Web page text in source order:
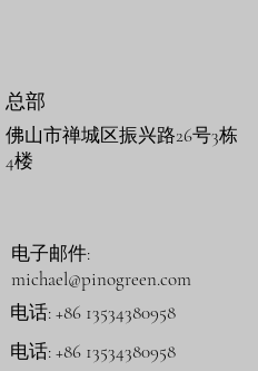
总部
佛山市禅城区振兴路26号3栋
4楼
电子邮件:
michael@pinogreen.com
电话: +86 13534380958
电话: +86 13534380958